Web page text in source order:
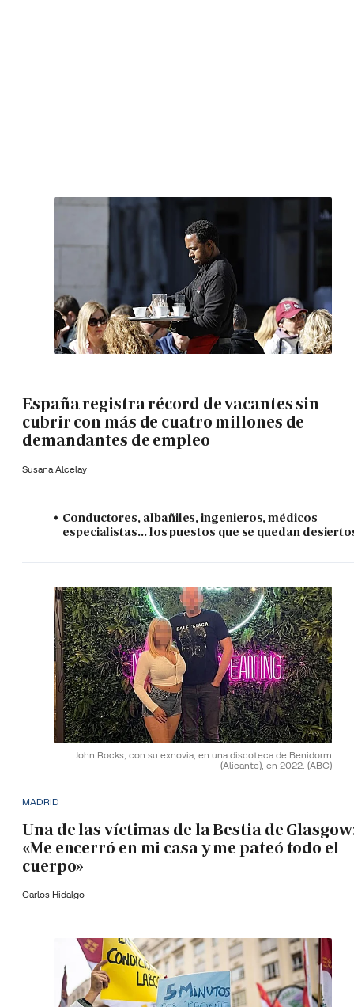
España registra récord de vacantes sin
cubrir con más de cuatro millones de
demandantes de empleo
Susana Alcelay
Conductores, albañiles, ingenieros, médicos
especialistas... los puestos que se quedan
John Rocks, con su exnovia, en una discoteca de Benidorm
(Alicante), en 2022. (ABC)
MADRID
Una de las víctimas de la Bestia de
«Me encerró en mi casa y me pateó todo el
cuerpo»
Carlos Hidalgo